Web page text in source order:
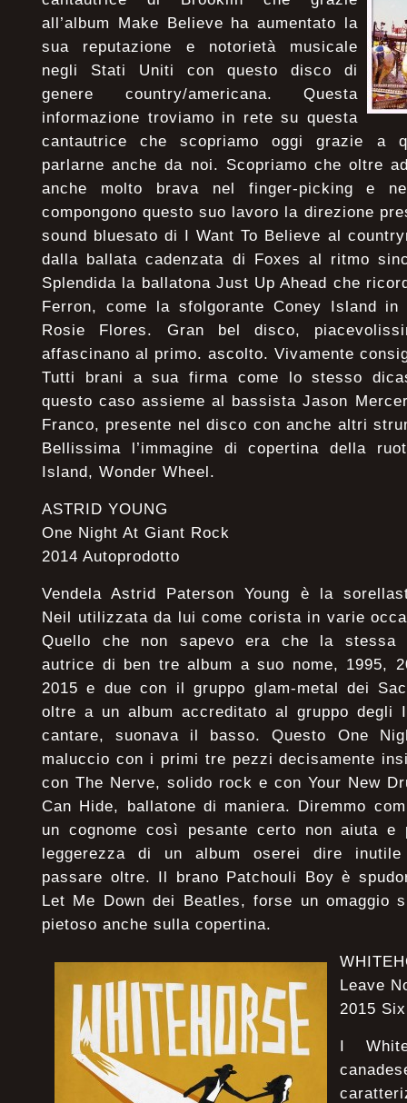
all’album Make Believe ha aumentato la
sua reputazione e notorietà musicale
negli Stati Uniti con questo disco di
genere country/americana. Questa
informazione troviamo in rete su questa
cantautrice che scopriamo oggi grazie a
parlarne anche da noi. Scopriamo che oltre
anche molto brava nel finger-picking e
compongono questo suo lavoro la direzione
sound bluesato di I Want To Believe al
dalla ballata cadenzata di Foxes al ritmo
Splendida la ballatona Just Up Ahead che
Ferron, come la sfolgorante Coney Island
Rosie Flores. Gran bel disco,
affascinano al primo. ascolto. Vivamente
Tutti brani a sua firma come lo stesso
questo caso assieme al bassista Jason
Franco, presente nel disco con anche altri
Bellissima l’immagine di copertina della
Island, Wonder Wheel.
ASTRID YOUNG
One Night At Giant Rock
2014 Autoprodotto
Vendela Astrid Paterson Young è la
Neil utilizzata da lui come corista in varie
Quello che non sapevo era che la stessa
autrice di ben tre album a suo nome, 1995,
2015 e due con il gruppo glam-metal dei
oltre a un album accreditato al gruppo degli
cantare, suonava il basso. Questo One
maluccio con i primi tre pezzi decisamente
con The Nerve, solido rock e con Your New
Can Hide, ballatone di maniera. Diremmo
un cognome così pesante certo non aiuta e
leggerezza di un album oserei dire
passare oltre. Il brano Patchouli Boy è
Let Me Down dei Beatles, forse un omaggio
pietoso anche sulla copertina.
Leave
2015
I